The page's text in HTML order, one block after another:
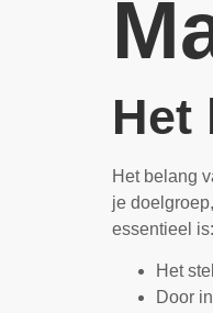
Het
Het belang
je
essentieel is:
Het
Door